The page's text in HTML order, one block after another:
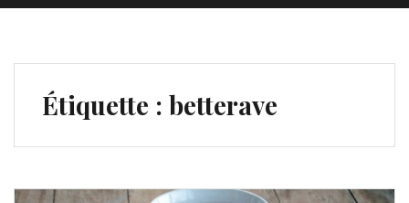
Étiquette : betterave